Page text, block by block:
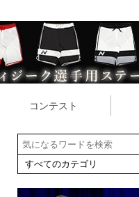
コンテスト